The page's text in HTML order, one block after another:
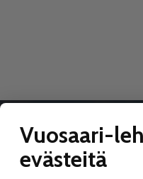
VUOSAARI-LEHTI
Vuosaari-
evästeitä